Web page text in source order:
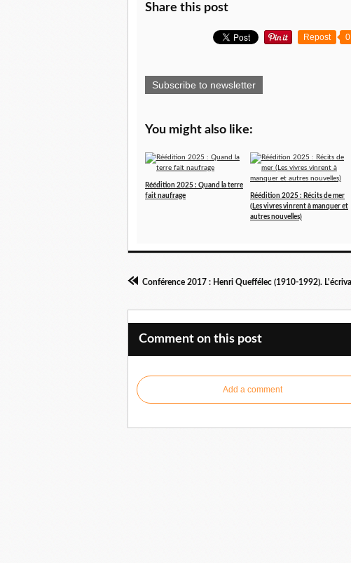
Share this post
Repost 0
Subscribe to newsletter
You might also like:
Réédition 2025 : Quand la terre
fait naufrage
Réédition 2025 : Récits de mer
(Les vivres vinrent à manquer et
autres nouvelles)
Comment on this post
Add a comment